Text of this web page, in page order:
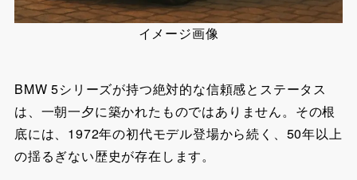
イメージ画像
BMW 5シリーズが持つ絶対的な信頼感とステータス
は、一朝一夕に築かれたものではありません。その根
底には、1972年の初代モデル登場から続く、50年以上
の揺るぎない歴史が存在します。